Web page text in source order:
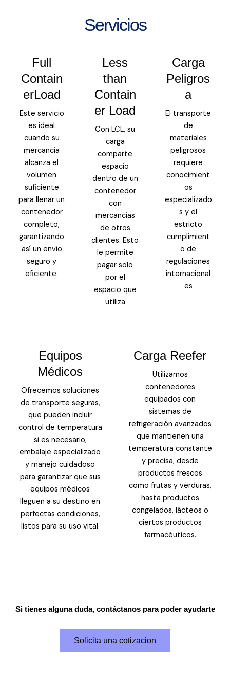
Servicios
Full
Contain
erLoad
Este servicio
es ideal
cuando su
mercancía
alcanza el
volumen
suficiente
para llenar un
contenedor
completo,
garantizando
así un envío
seguro y
eficiente.
Less
than
Contain
er Load
Con LCL, su
carga
comparte
espacio
dentro de un
contenedor
con
mercancías
de otros
clientes. Esto
le permite
pagar solo
por el
espacio que
utiliza
Carga
Peligros
a
El transporte
de
materiales
peligrosos
requiere
conocimient
os
especializado
s y el
estricto
cumplimient
o de
regulaciones
internacional
es
Equipos
Médicos
Ofrecemos soluciones
de transporte seguras,
que pueden incluir
control de temperatura
si es necesario,
embalaje especializado
y manejo cuidadoso
para garantizar que sus
equipos médicos
lleguen a su destino en
perfectas condiciones,
listos para su uso vital.
Carga Reefer
Utilizamos
contenedores
equipados con
sistemas de
refrigeración avanzados
que mantienen una
temperatura constante
y precisa, desde
productos frescos
como frutas y verduras,
hasta productos
congelados, lácteos o
ciertos productos
farmacéuticos.
Si tienes alguna duda, contáctanos para poder ayudarte
Solicita una cotizacion